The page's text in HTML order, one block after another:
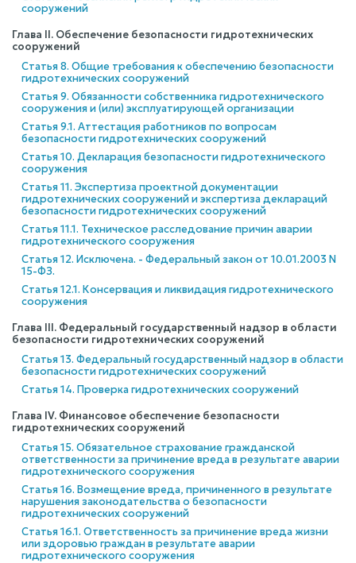
сооружений
Глава II. Обеспечение безопасности гидротехнических
сооружений
Статья 8. Общие требования к обеспечению безопасности
гидротехнических сооружений
Статья 9. Обязанности собственника гидротехнического
сооружения и (или) эксплуатирующей организации
Статья 9.1. Аттестация работников по вопросам
безопасности гидротехнических сооружений
Статья 10. Декларация безопасности гидротехнического
сооружения
Статья 11. Экспертиза проектной документации
гидротехнических сооружений и экспертиза деклараций
безопасности гидротехнических сооружений
Статья 11.1. Техническое расследование причин аварии
гидротехнического сооружения
Статья 12. Исключена. - Федеральный закон от 10.01.2003 N
15-ФЗ.
Статья 12.1. Консервация и ликвидация гидротехнического
сооружения
Глава III. Федеральный государственный надзор в области
безопасности гидротехнических сооружений
Статья 13. Федеральный государственный надзор в области
безопасности гидротехнических сооружений
Статья 14. Проверка гидротехнических сооружений
Глава IV. Финансовое обеспечение безопасности
гидротехнических сооружений
Статья 15. Обязательное страхование гражданской
ответственности за причинение вреда в результате аварии
гидротехнического сооружения
Статья 16. Возмещение вреда, причиненного в результате
нарушения законодательства о безопасности
гидротехнических сооружений
Статья 16.1. Ответственность за причинение вреда жизни
или здоровью граждан в результате аварии
гидротехнического сооружения